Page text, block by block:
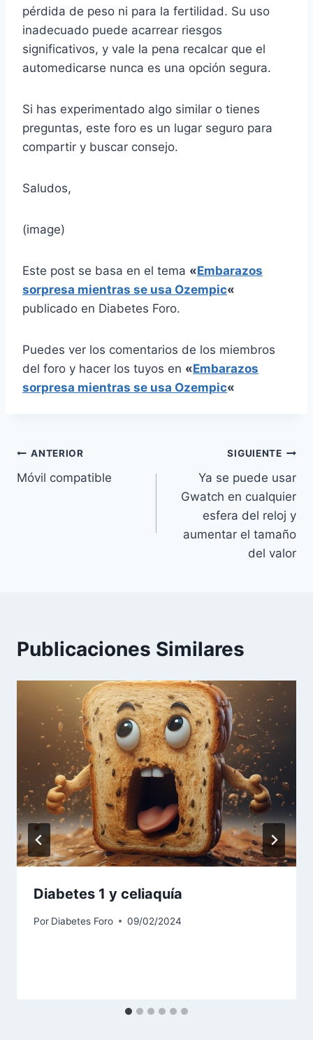
pérdida de peso ni para la fertilidad. Su uso
inadecuado puede acarrear riesgos
significativos, y vale la pena recalcar que el
automedicarse nunca es una opción segura.
Si has experimentado algo similar o tienes
preguntas, este foro es un lugar seguro para
compartir y buscar consejo.
Saludos,
(image)
Este post se basa en el tema «Embarazos
sorpresa mientras se usa Ozempic«
publicado en Diabetes Foro.
Puedes ver los comentarios de los miembros
del foro y hacer los tuyos en «Embarazos
sorpresa mientras se usa Ozempic«
Navegación
de
ANTERIOR
Móvil compatible
SIGUIENTE
Ya se puede usar
Gwatch en cualquier
esfera del reloj y
aumentar el tamaño
del valor
Publicaciones Similares
Diabetes 1 y celiaquía
Por Diabetes Foro 09/02/2024